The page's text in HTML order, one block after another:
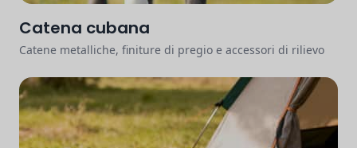
Catena cubana
Catene metalliche, finiture di pregio e accessori di rilievo